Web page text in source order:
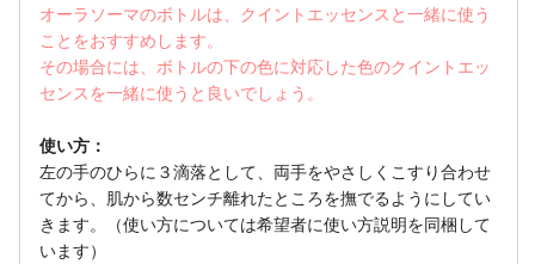
オーラソーマのボトルは、クイントエッセンスと一緒に使う
ことをおすすめします。
その場合には、ボトルの下の色に対応した色のクイントエッ
センスを一緒に使うと良いでしょう。
使い方：
左の手のひらに３滴落として、両手をやさしくこすり合わせ
てから、肌から数センチ離れたところを撫でるようにしてい
きます。（使い方については希望者に使い方説明を同梱して
います）